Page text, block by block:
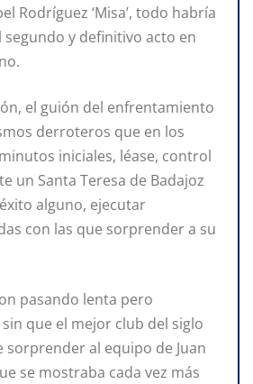
Rodríguez ‘Misa’, todo habría
segundo y definitivo acto en
el guión del enfrentamiento
derroteros que en los
iniciales, léase, control
un Santa Teresa de Badajoz
alguno, ejecutar
con las que sorprender a su
pasando lenta pero
que el mejor club del siglo
sorprender al equipo de Juan
se mostraba cada vez más